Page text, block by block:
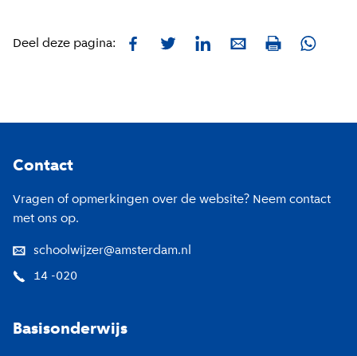
Deel deze pagina: FacebookTwitterLinkedInE-mailPrint
Contact
Vragen of opmerkingen over de website? Neem contact
met ons op.
schoolwijzer@amsterdam.nl
14 -020
Basisonderwijs